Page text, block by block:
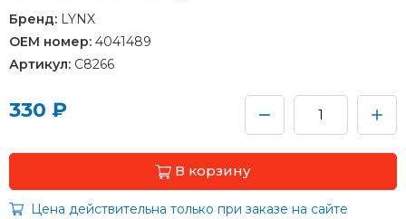
Бренд: LYNX
OEM номер: 4041489
Артикул: C8266
330 ₽
В корзину
Цена действительна только при заказе на сайте